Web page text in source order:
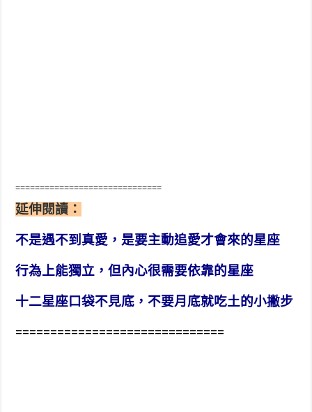
==============================
延伸閱讀：
不是遇不到真愛，是要主動追愛才會來的星座
行為上能獨立，但內心很需要依靠的星座
十二星座口袋不見底，不要月底就吃土的小撇步
==============================